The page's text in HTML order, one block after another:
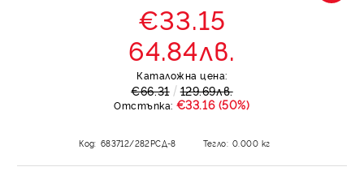
€33.15
64.84лв.
Каталожна цена:
€66.31 129.69лв.
Отстъпка: €33.16 (50%)
Код: 683712/282РСД-8 Тегло: 0.000 кг